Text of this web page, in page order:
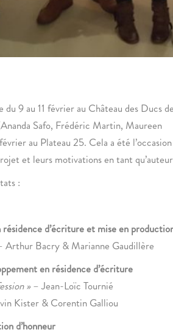
9 au 11 février au Château des Ducs
Safo, Frédéric Martin, Maureen
au Plateau 25. Cela a été
et leurs motivations en tant
:
d’écriture et mise en
Arthur Bacry & Marianne Gaudillère
en résidence d’écriture
» – Jean-Loïc Tournié
Kister & Corentin Galliou
d’honneur